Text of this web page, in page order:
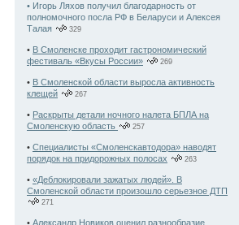
• Игорь Ляхов получил благодарность от
полномочного посла РФ в Беларуси и Алексея
Талая
329
• В Смоленске проходит гастрономический
фестиваль «Вкусы России»
269
• В Смоленской области выросла активность
клещей
267
• Раскрыты детали ночного налета БПЛА на
Смоленскую область
257
• Специалисты «Смоленскавтодора» наводят
порядок на придорожных полосах
263
• «Деблокировали зажатых людей». В
Смоленской области произошло серьезное ДТП
271
• Александр Новиков оценил разнообразие